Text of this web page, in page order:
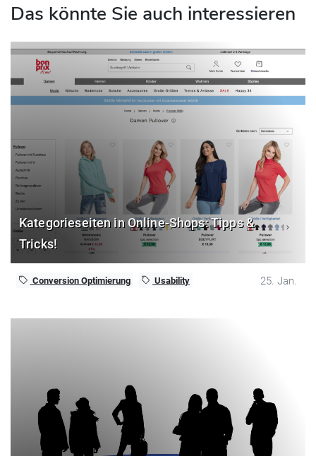
Das könnte Sie auch interessieren
Kategorieseiten in Online-Shops: Tipps &
Tricks!
Conversion Optimierung Usability 25. Jan.